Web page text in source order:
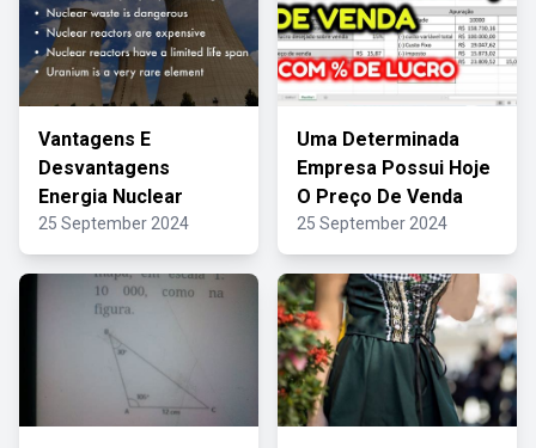
Vantagens E
Desvantagens
Energia Nuclear
25 September 2024
Uma Determinada
Empresa Possui Hoje
O Preço De Venda
25 September 2024